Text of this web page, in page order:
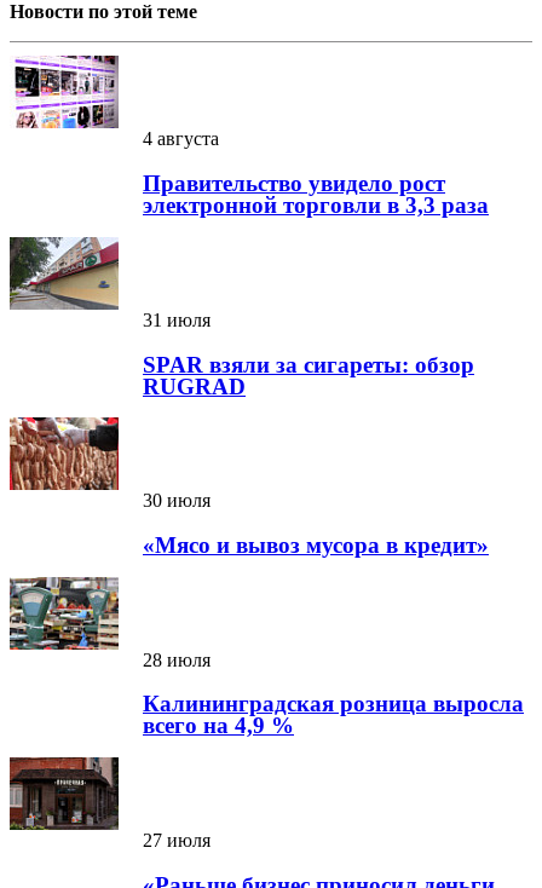
Новости по этой теме
4 августа
Правительство увидело рост
электронной торговли в 3,3 раза
31 июля
SPAR взяли за сигареты: обзор
RUGRAD
30 июля
«Мясо и вывоз мусора в кредит»
28 июля
Калининградская розница выросла
всего на 4,9 %
27 июля